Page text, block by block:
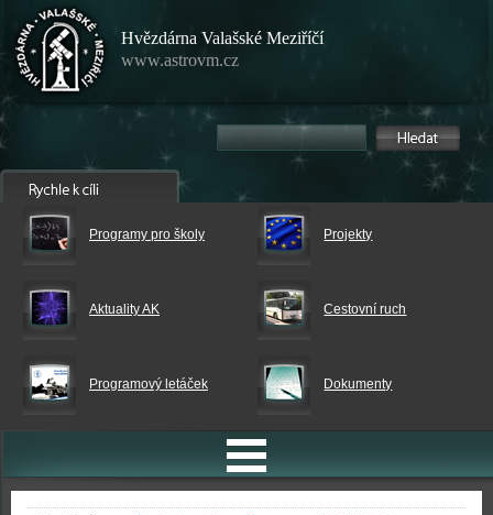
Hvězdárna Valašské Meziříčí
www.astrovm.cz
Programy pro školy Projekty
Aktuality AK Cestovní ruch
Programový letáček Dokumenty